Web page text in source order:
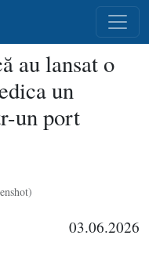
au lansat o
un
un port
03.06.2026